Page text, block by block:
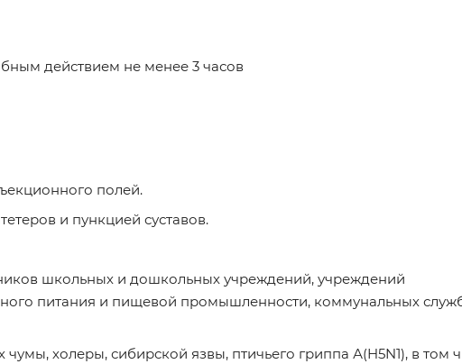
действием не менее 3 часов
полей.
и пункцией суставов.
школьных и дошкольных учреждений, учреждений
питания и пищевой промышленности, коммунальных
холеры, сибирской язвы, птичьего гриппа А(H5N1), в том